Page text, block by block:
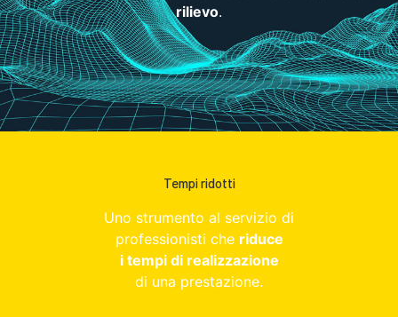
rilievo.
Tempi ridotti
Uno strumento al servizio di
professionisti che riduce
i tempi di realizzazione
di una prestazione.